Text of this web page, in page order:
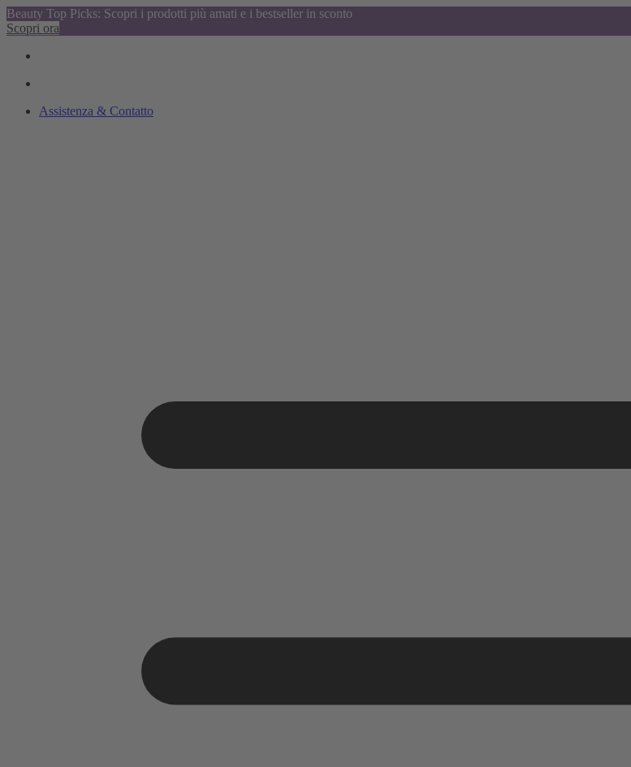
Beauty Top Picks: Scopri i prodotti più amati e i bestseller in sconto
Scopri ora
Assistenza & Contatto